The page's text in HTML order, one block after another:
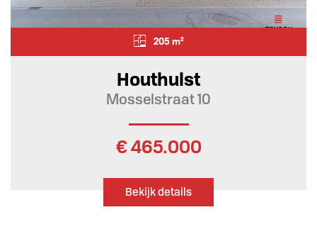
205 m²
Houthulst
Mosselstraat 10
€ 465.000
Bekijk details